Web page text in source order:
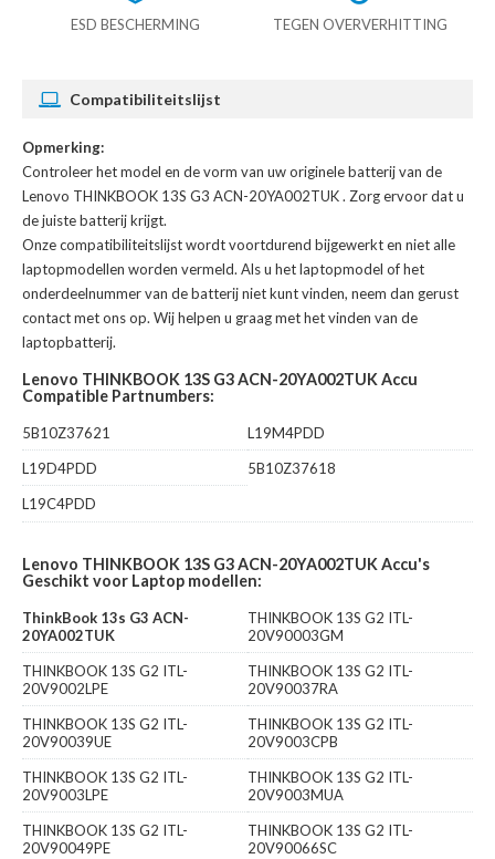
ESD BESCHERMING TEGEN OVERVERHITTING
Compatibiliteitslijst
Opmerking:
Controleer het model en de vorm van uw originele batterij van de
Lenovo THINKBOOK 13S G3 ACN-20YA002TUK. Zorg ervoor dat u
de juiste batterij krijgt.
Onze compatibiliteitslijst wordt voortdurend bijgewerkt en niet alle
laptopmodellen worden vermeld. Als u het laptopmodel of het
onderdeelnummer van de batterij niet kunt vinden, neem dan gerust
contact met ons op. Wij helpen u graag met het vinden van de
laptopbatterij.
Lenovo THINKBOOK 13S G3 ACN-20YA002TUK Accu
Compatible Partnumbers:
5B10Z37621
L19M4PDD
L19D4PDD
5B10Z37618
L19C4PDD
Lenovo THINKBOOK 13S G3 ACN-20YA002TUK Accu's
Geschikt voor Laptop modellen:
ThinkBook 13s G3 ACN-
20YA002TUK
THINKBOOK 13S G2 ITL-
20V90003GM
THINKBOOK 13S G2 ITL-
20V9002LPE
THINKBOOK 13S G2 ITL-
20V90037RA
THINKBOOK 13S G2 ITL-
20V90039UE
THINKBOOK 13S G2 ITL-
20V9003CPB
THINKBOOK 13S G2 ITL-
20V9003LPE
THINKBOOK 13S G2 ITL-
20V9003MUA
THINKBOOK 13S G2 ITL-
20V90049PE
THINKBOOK 13S G2 ITL-
20V90066SC